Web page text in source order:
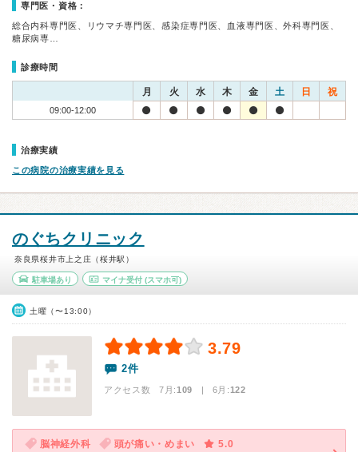
専門医・資格：
総合内科専門医、リウマチ専門医、感染症専門医、血液専門医、外科専門医、
糖尿病専…
診療時間
月 火 水 木 金 土 日 祝
09:00-12:00
治療実績
この病院の治療実績を見る
のぐちクリニック
奈良県桜井市上之庄（桜井駅）
駐車場あり マイナ受付(スマホ可)
土曜（〜13:00）
3.79
2件
アクセス数 7月:109 | 6月:122
脳神経外科 頭が痛い・めまい
5.0